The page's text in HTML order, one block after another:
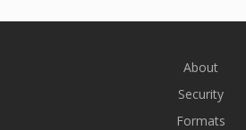
About
Security
Formats